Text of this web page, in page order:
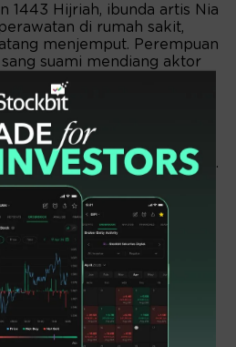
1443 Hijriah, ibunda artis Nia
di rumah sakit,
menjemput. Perempuan
suami mendiang aktor
meninggal beberapa puluh
mohon dimaafkan jika
kata Nia Zulkarnaen di
Selatan, Rabu (4/5/2022).